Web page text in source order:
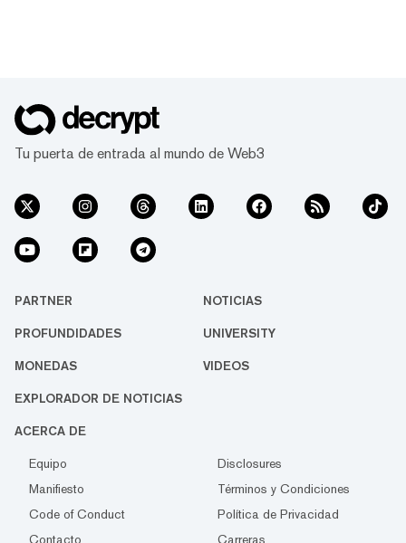
Tu puerta de entrada al mundo de Web3
PARTNER NOTICIAS
PROFUNDIDADES UNIVERSITY
MONEDAS VIDEOS
EXPLORADOR DE NOTICIAS
ACERCA DE
Equipo
Disclosures
Manifiesto
Términos y Condiciones
Code of Conduct
Política de Privacidad
Contacto
Carreras